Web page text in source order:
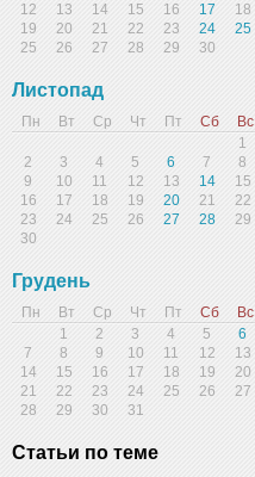
12
13 14 15 16 17
18
19
20 21 22 23 24
25
25
26 27 28 29 30
Листопад
Пн Вт Ср Чт Пт Сб
Вс
1
2
3 4 5 6 7
8
9
10 11 12 13 14
15
16
17 18 19 20 21
22
23
24 25 26 27 28
29
30
Грудень
Пн Вт Ср Чт Пт Сб
Вс
1
2 3 4 5
6
7
8 9 10 11 12
13
14
15 16 17 18 19
20
21
22 23 24 25 26
27
28
29 30 31
Статьи по теме